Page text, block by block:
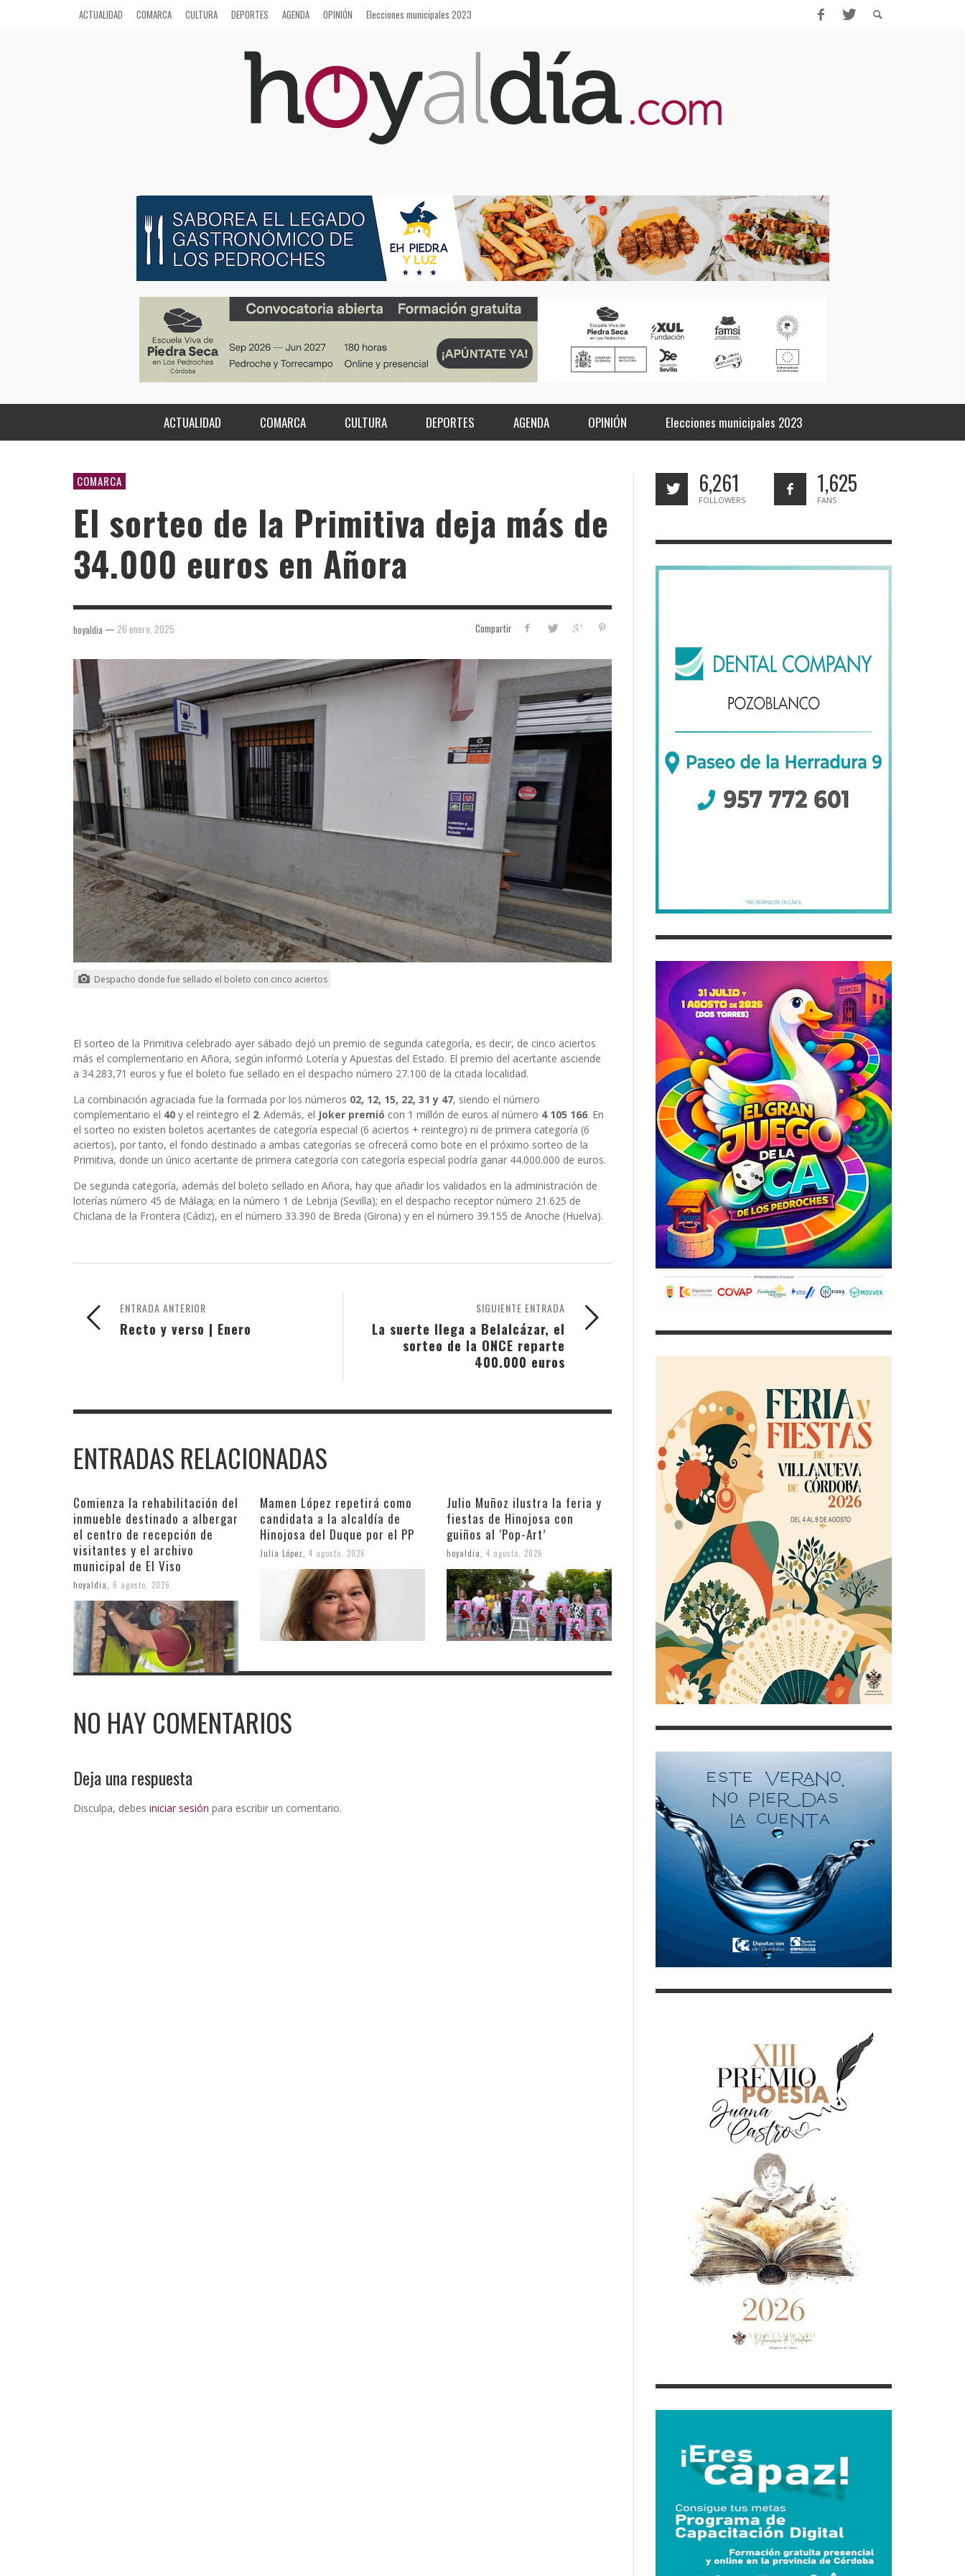
ACTUALIDAD COMARCA CULTURA DEPORTES AGENDA OPINIÓN Elecciones municipales 2023
ACTUALIDAD COMARCA CULTURA DEPORTES AGENDA OPINIÓN Elecciones municipales 2023
COMARCA
El sorteo de la Primitiva deja más de
34.000 euros en Añora
Compartir
hoyaldia — 26 enero, 2025
Despacho donde fue sellado el boleto con cinco aciertos
El sorteo de la Primitiva celebrado ayer sábado dejó un premio de segunda categoría, es decir, de cinco aciertos
más el complementario en Añora, según informó Lotería y Apuestas del Estado. El premio del acertante asciende
a 34.283,71 euros y fue el boleto fue sellado en el despacho número 27.100 de la citada localidad.
La combinación agraciada fue la formada por los números 02, 12, 15, 22, 31 y 47, siendo el número
complementario el 40 y el reintegro el 2. Además, el Joker premió con 1 millón de euros al número 4 105 166. En
el sorteo no existen boletos acertantes de categoría especial (6 aciertos + reintegro) ni de primera categoría (6
aciertos), por tanto, el fondo destinado a ambas categorías se ofrecerá como bote en el próximo sorteo de la
Primitiva, donde un único acertante de primera categoría con categoría especial podría ganar 44.000.000 de euros.
De segunda categoría, además del boleto sellado en Añora, hay que añadir los validados en la administración de
loterías número 45 de Málaga; en la número 1 de Lebrija (Sevilla); en el despacho receptor número 21.625 de
Chiclana de la Frontera (Cádiz), en el número 33.390 de Breda (Girona) y en el número 39.155 de Anoche (Huelva).
SIGUIENTE ENTRADA
La suerte llega a Belalcázar, el
sorteo de la ONCE reparte
400.000 euros
ENTRADA ANTERIOR
Recto y verso | Enero
ENTRADAS RELACIONADAS
Comienza la rehabilitación del
inmueble destinado a albergar
el centro de recepción de
visitantes y el archivo
municipal de El Viso
hoyaldia 6 agosto, 2026
Mamen López repetirá como
candidata a la alcaldía de
Hinojosa del Duque por el PP
Julia López 4 agosto, 2026
Julio Muñoz ilustra la feria y
fiestas de Hinojosa con
guiños al ‘Pop-Art’
hoyaldia 4 agosto, 2026
NO HAY COMENTARIOS
Deja una respuesta
Disculpa, debes iniciar sesión para escribir un comentario.
6,261
FOLLOWERS
1,625
FANS